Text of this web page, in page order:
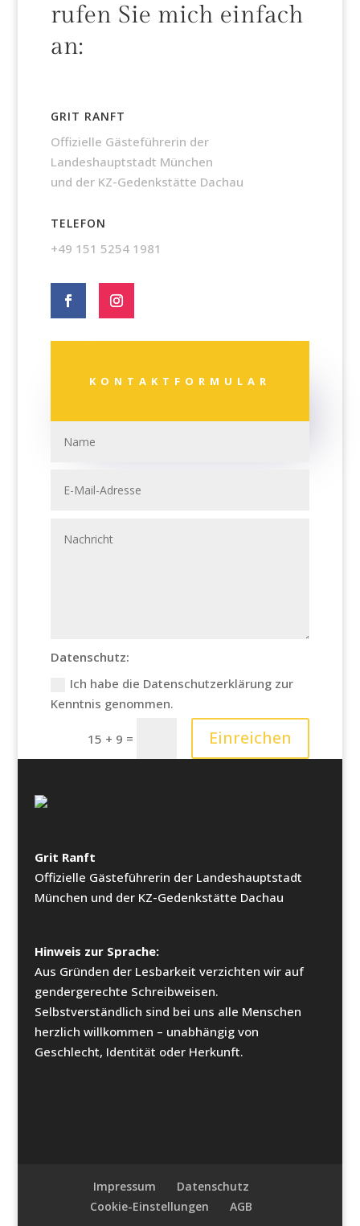
rufen Sie mich einfach
an:
GRIT RANFT
Offizielle Gästeführerin der
Landeshauptstadt München
und der KZ-Gedenkstätte Dachau
TELEFON
+49 151 5254 1981
KONTAKTFORMULAR
Datenschutz:
Ich habe die Datenschutzerklärung zur
Kenntnis genommen.
15 + 9 = Einreichen
Grit Ranft
Offizielle Gästeführerin der Landeshauptstadt
München und der KZ-Gedenkstätte Dachau
Hinweis zur Sprache:
Aus Gründen der Lesbarkeit verzichten wir auf
gendergerechte Schreibweisen.
Selbstverständlich sind bei uns alle Menschen
herzlich willkommen – unabhängig von
Geschlecht, Identität oder Herkunft.
Impressum
Datenschutz
Cookie-Einstellungen
AGB